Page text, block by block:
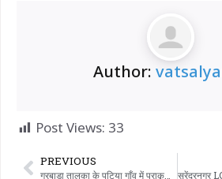
Author:
Post Views: 33
PREVIOUS
गरबाडा तालुका के पटिया गाँव में प्राकृतिक खेती पर एक जागरूकता कार्यक्रम आयोजित किया गया, जिसमें किसानों से गाय-आधारित प्राकृतिक खेती अपनाने की अपील की गई।